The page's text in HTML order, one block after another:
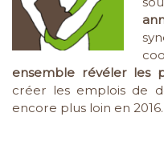
ensemble révéler les
créer les emplois de
encore plus loin en 2016.